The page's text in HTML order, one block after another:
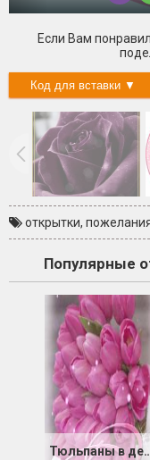
Если Вам
открытки,
Популярные
Тюльпаны в